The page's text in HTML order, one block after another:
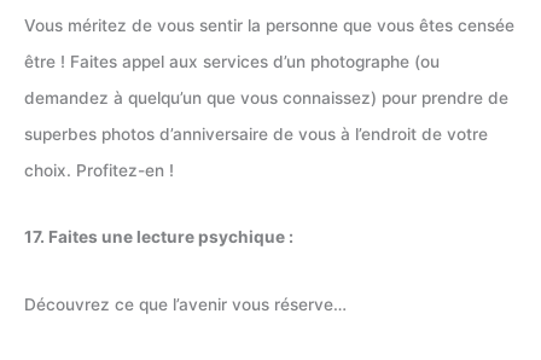
Vous méritez de vous sentir la personne que vous êtes censée
être ! Faites appel aux services d’un photographe (ou
demandez à quelqu’un que vous connaissez) pour prendre de
superbes photos d’anniversaire de vous à l’endroit de votre
choix. Profitez-en !
17. Faites une lecture psychique :
Découvrez ce que l’avenir vous réserve…